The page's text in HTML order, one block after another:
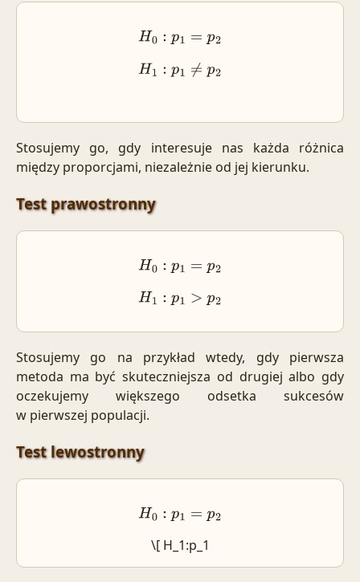
H 0 p1 =p 2
H 1 p1 ≠p 2
Stosujemy go, gdy interesuje nas każda różnica
między proporcjami, niezależnie od jej kierunku.
Test prawostronny
H 0 p1 =p 2
H 1 p1 >p 2
Stosujemy go na przykład wtedy, gdy pierwsza
metoda ma być skuteczniejsza od drugiej albo gdy
oczekujemy większego odsetka sukcesów
w pierwszej populacji.
Test lewostronny
H 0 p1 =p 2
\[ H_1:p_1